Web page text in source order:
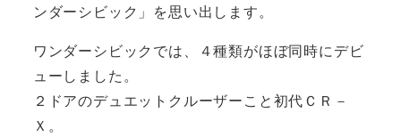
ンダーシビック」を思い出します。
ワンダーシビックでは、４種類がほぼ同時にデビ
ューしました。
２ドアのデュエットクルーザーこと初代ＣＲ－
Ｘ。